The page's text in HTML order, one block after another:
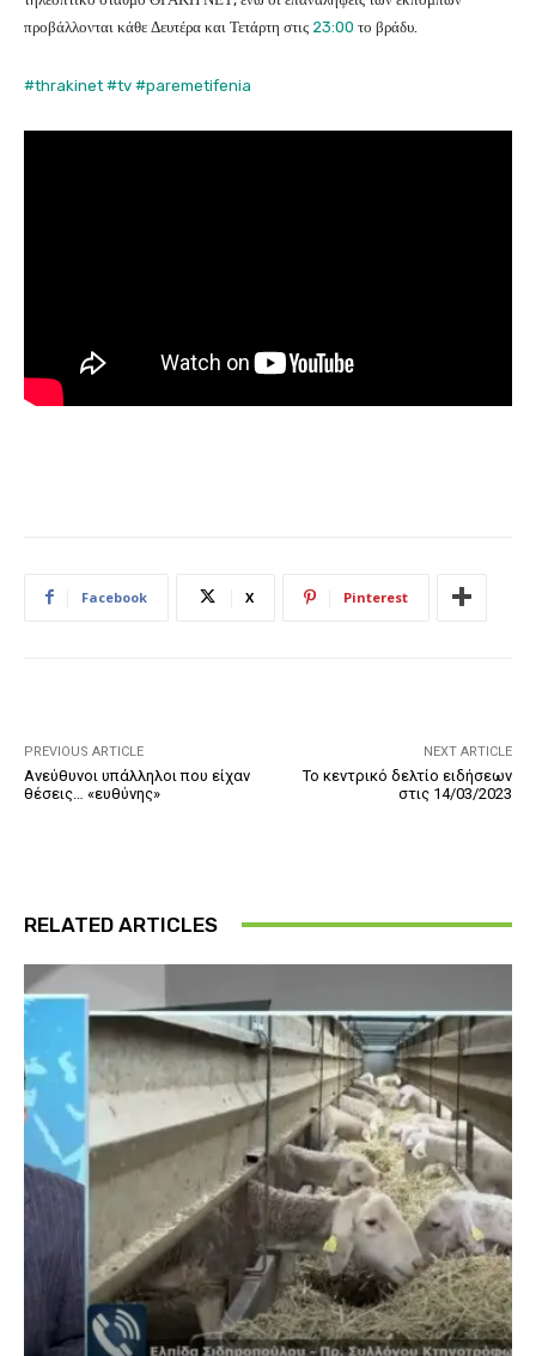
προβάλλονται κάθε Δευτέρα και Τετάρτη στις 23:00 το βράδυ.
#thrakinet #tv #paremetifenia
Facebook X Pinterest
PREVIOUS ARTICLE
Ανεύθυνοι υπάλληλοι που είχαν
θέσεις… «ευθύνης»
NEXT ARTICLE
Το κεντρικό δελτίο ειδήσεων
στις 14/03/2023
RELATED ARTICLES